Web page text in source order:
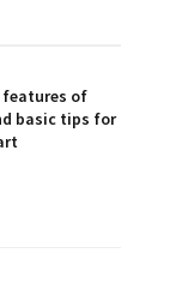
features of
basic tips for